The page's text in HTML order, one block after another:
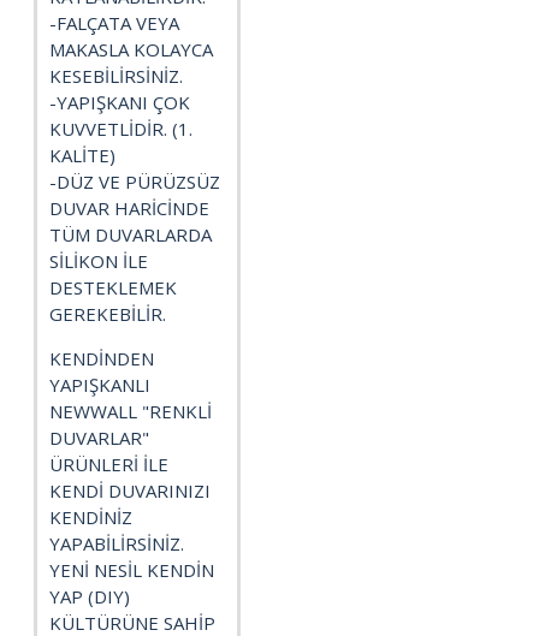
-FALÇATA VEYA
MAKASLA KOLAYCA
KESEBİLİRSİNİZ.
-YAPIŞKANI ÇOK
KUVVETLİDİR. (1.
KALİTE)
-DÜZ VE PÜRÜZSÜZ
DUVAR HARİCİNDE
TÜM DUVARLARDA
SİLİKON İLE
DESTEKLEMEK
GEREKEBİLİR.
KENDİNDEN
YAPIŞKANLI
NEWWALL "RENKLİ
DUVARLAR"
ÜRÜNLERİ İLE
KENDİ DUVARINIZI
KENDİNİZ
YAPABİLİRSİNİZ.
YENİ NESİL KENDİN
YAP (DIY)
KÜLTÜRÜNE SAHİP